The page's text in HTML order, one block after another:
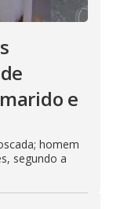
e
homem
segundo a